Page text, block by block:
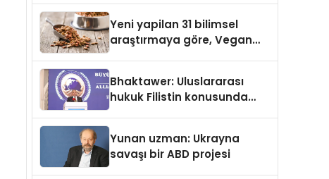
Yeni yapilan 31 bilimsel
araştırmaya göre, Vegan
Sindirildiğini Ortaya Koydu
Bhaktawer: Uluslararası
hukuk Filistin konusunda
Yunan uzman: Ukrayna
savaşı bir ABD projesi